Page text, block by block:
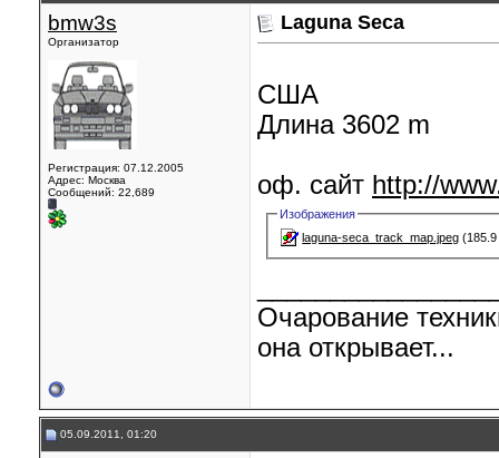
bmw3s
Организатор
Регистрация: 07.12.2005
Адрес: Москва
Сообщений: 22,689
Laguna Seca
США
Длина 3602 m
оф. сайт http://
Изображения
laguna-seca_track_map.jpeg
Очарование
она открывает...
05.09.2011, 01:20